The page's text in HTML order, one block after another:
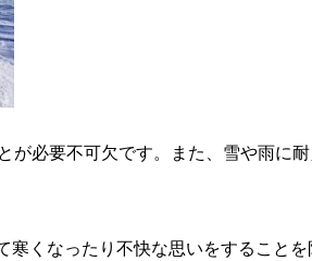
必要不可欠です。また、雪や雨に
くなったり不快な思いをすること